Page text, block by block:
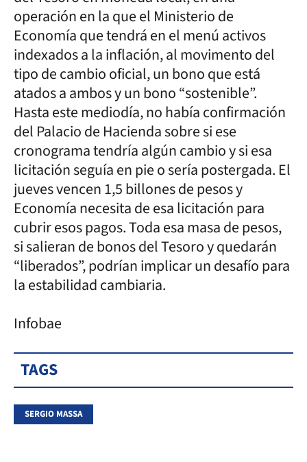
operación en la que el Ministerio de
Economía que tendrá en el menú activos
indexados a la inflación, al movimento del
tipo de cambio oficial, un bono que está
atados a ambos y un bono “sostenible”.
Hasta este mediodía, no había confirmación
del Palacio de Hacienda sobre si ese
cronograma tendría algún cambio y si esa
licitación seguía en pie o sería postergada. El
jueves vencen 1,5 billones de pesos y
Economía necesita de esa licitación para
cubrir esos pagos. Toda esa masa de pesos,
si salieran de bonos del Tesoro y quedarán
“liberados”, podrían implicar un desafío para
la estabilidad cambiaria.
Infobae
TAGS
SERGIO MASSA